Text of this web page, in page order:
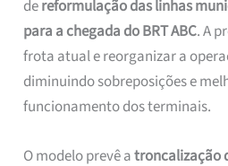
dereformulação das linhas
para a chegada do BRT ABC. A
frota atual e reorganizar a
diminuindo sobreposições e
funcionamento dos terminais.
O modelo prevê atroncalização